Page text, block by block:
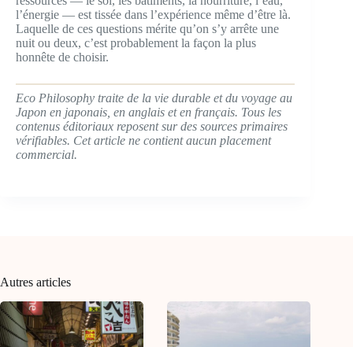
l’énergie — est tissée dans l’expérience même d’être là.
Laquelle de ces questions mérite qu’on s’y arrête une
nuit ou deux, c’est probablement la façon la plus
honnête de choisir.
Eco Philosophy traite de la vie durable et du voyage au
Japon en japonais, en anglais et en français. Tous les
contenus éditoriaux reposent sur des sources primaires
vérifiables. Cet article ne contient aucun placement
commercial.
Autres articles